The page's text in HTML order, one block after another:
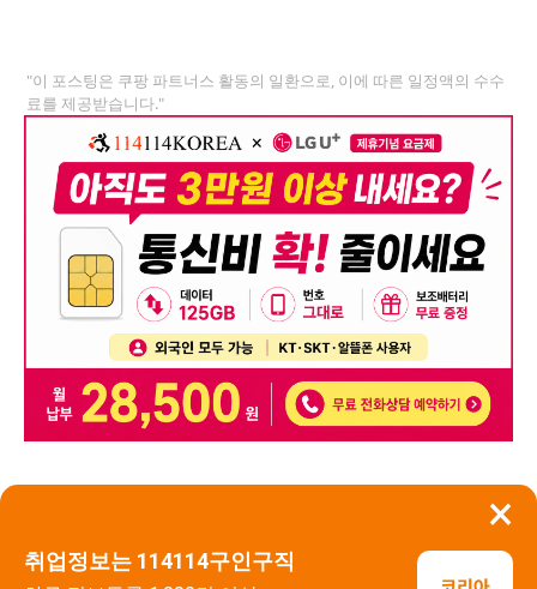
×
취업정보는 114114구인구직
"이 포스팅은 쿠팡 파트너스 활동의 일환으로, 이에 따른 일정액의 수수
료를 제공받습니다."